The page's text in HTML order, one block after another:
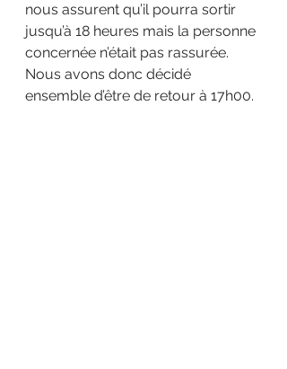
nous assurent qu’il pourra sortir
jusqu’à 18 heures mais la personne
concernée n’était pas rassurée.
Nous avons donc décidé
ensemble d’être de retour à 17h00.